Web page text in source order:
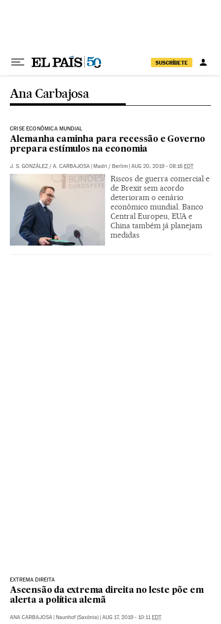
SUSCRÍBETE
Ana Carbajosa
CRISE ECONÔMICA MUNDIAL
Alemanha caminha para recessão e Governo
prepara estímulos na economia
J. S. GONZÁLEZ / A. CARBAJOSA | Madri / Berlim | AUG 20, 2019 - 08:16 EDT
Riscos de guerra comercial e
de Brexit sem acordo
deterioram o cenário
econômico mundial. Banco
Central Europeu, EUA e
China também já planejam
medidas
EXTREMA DIREITA
Ascensão da extrema direita no leste põe em
alerta a política alemã
ANA CARBAJOSA | Naunhof (Saxônia) | AUG 17, 2019 - 10:11EDT